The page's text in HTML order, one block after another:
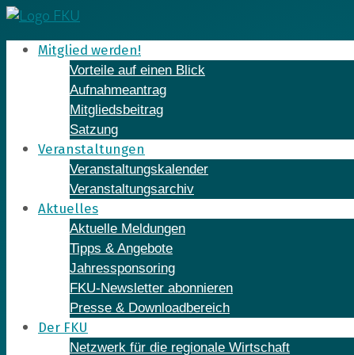
Skip
to
contentMitglied werden!
Vorteile auf einen Blick
Aufnahmeantrag
Mitgliedsbeitrag
Satzung
Veranstaltungen
Veranstaltungskalender
Veranstaltungsarchiv
Aktuelles
Aktuelle Meldungen
Tipps & Angebote
Jahressponsoring
FKU-Newsletter abonnieren
Presse & Downloadbereich
Der FKU
Netzwerk für die regionale Wirtschaft